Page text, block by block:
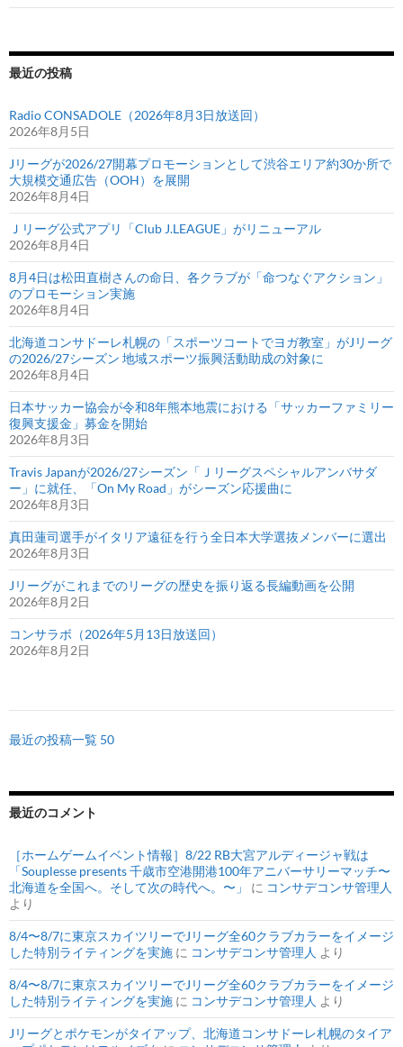
最近の投稿
Radio CONSADOLE（2026年8月3日放送回）
2026年8月5日
Jリーグが2026/27開幕プロモーションとして渋谷エリア約30か所で
大規模交通広告（OOH）を展開
2026年8月4日
Ｊリーグ公式アプリ「Club J.LEAGUE」がリニューアル
2026年8月4日
8月4日は松田直樹さんの命日、各クラブが「命つなぐアクション」
のプロモーション実施
2026年8月4日
北海道コンサドーレ札幌の「スポーツコートでヨガ教室」がJリーグ
の2026/27シーズン 地域スポーツ振興活動助成の対象に
2026年8月4日
日本サッカー協会が令和8年熊本地震における「サッカーファミリー
復興支援金」募金を開始
2026年8月3日
Travis Japanが2026/27シーズン「Ｊリーグスペシャルアンバサダ
ー」に就任、「On My Road」がシーズン応援曲に
2026年8月3日
真田蓮司選手がイタリア遠征を行う全日本大学選抜メンバーに選出
2026年8月3日
Jリーグがこれまでのリーグの歴史を振り返る長編動画を公開
2026年8月2日
コンサラボ（2026年5月13日放送回）
2026年8月2日
最近の投稿一覧 50
最近のコメント
［ホームゲームイベント情報］8/22 RB大宮アルディージャ戦は
「Souplesse presents 千歳市空港開港100年アニバーサリーマッチ〜
北海道を全国へ。そして次の時代へ。〜」
に コンサデコンサ管理人
より
8/4〜8/7に東京スカイツリーでJリーグ全60クラブカラーをイメージ
した特別ライティングを実施 に コンサデコンサ管理人 より
8/4〜8/7に東京スカイツリーでJリーグ全60クラブカラーをイメージ
した特別ライティングを実施 に コンサデコンサ管理人 より
Jリーグとポケモンがタイアップ、北海道コンサドーレ札幌のタイア